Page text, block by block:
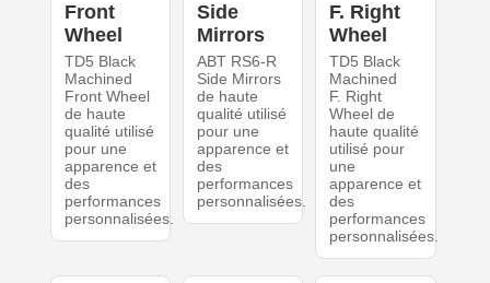
Front
Wheel
TD5 Black
Machined
Front Wheel
de haute
qualité utilisé
pour une
apparence et
des
performances
personnalisées.
Side
Mirrors
ABT RS6-R
Side Mirrors
de haute
qualité utilisé
pour une
apparence et
des
performances
personnalisées.
F. Right
Wheel
TD5 Black
Machined
F. Right
Wheel de
haute qualité
utilisé pour
une
apparence et
des
performances
personnalisées.